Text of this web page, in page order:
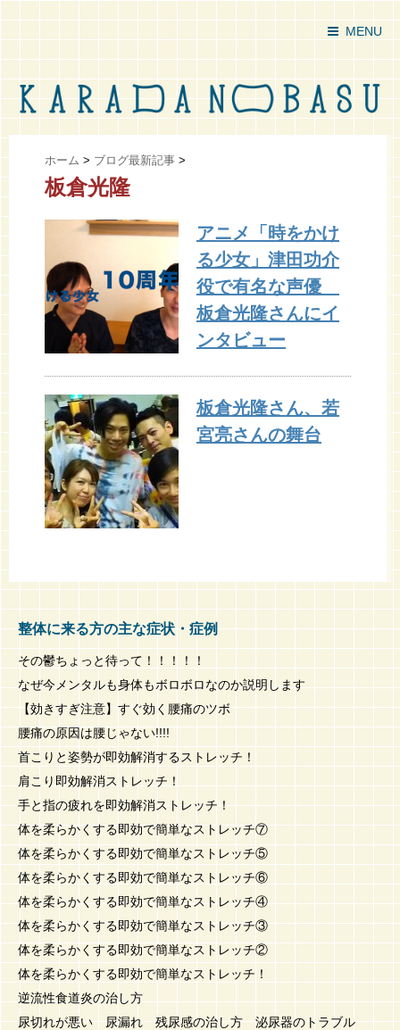
MENU
ホーム > ブログ最新記事 >
板倉光隆
アニメ「時をかけ
る少女」津田功介
役で有名な声優
板倉光隆さんにイ
ンタビュー
板倉光隆さん、若
宮亮さんの舞台
整体に来る方の主な症状・症例
その鬱ちょっと待って！！！！！
なぜ今メンタルも身体もボロボロなのか説明します
【効きすぎ注意】すぐ効く腰痛のツボ
腰痛の原因は腰じゃない!!!!
首こりと姿勢が即効解消するストレッチ！
肩こり即効解消ストレッチ！
手と指の疲れを即効解消ストレッチ！
体を柔らかくする即効で簡単なストレッチ⑦
体を柔らかくする即効で簡単なストレッチ⑤
体を柔らかくする即効で簡単なストレッチ⑥
体を柔らかくする即効で簡単なストレッチ④
体を柔らかくする即効で簡単なストレッチ③
体を柔らかくする即効で簡単なストレッチ②
体を柔らかくする即効で簡単なストレッチ！
逆流性食道炎の治し方
尿切れが悪い 尿漏れ 残尿感の治し方 泌尿器のトラブル